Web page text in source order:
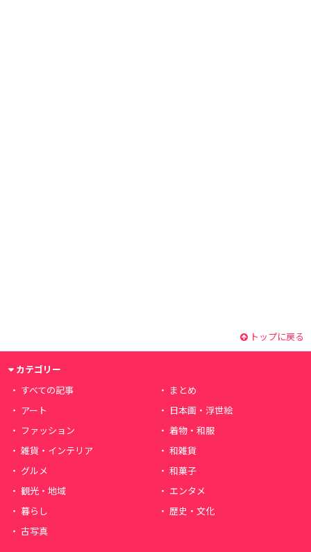
トップに戻る
カテゴリー
すべての記事
まとめ
アート
日本画・浮世絵
ファッション
着物・和服
雑貨・インテリア
和雑貨
グルメ
和菓子
観光・地域
エンタメ
暮らし
歴史・文化
古写真